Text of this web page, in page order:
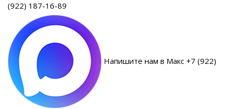
(922) 187-16-89
Напишите нам в Макс +7 (922)